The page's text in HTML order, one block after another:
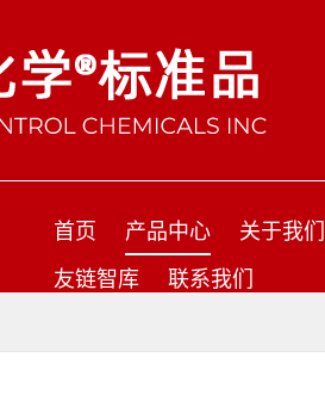
首页 产品中心 关于我们
友链智库
联系我们